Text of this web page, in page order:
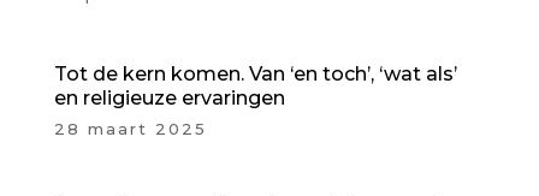
Tot de kern komen. Van ‘en toch’, ‘wat als’
en religieuze ervaringen
28 maart 2025